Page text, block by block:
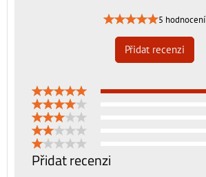
5 hodnocení
Přidat recenzi
Přidat recenzi